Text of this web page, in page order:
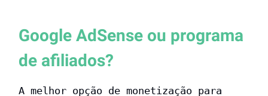
Google AdSense ou programa
de afiliados?
A melhor opção de monetização para